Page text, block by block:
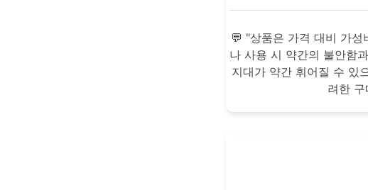
💬 "상품은 가격 대비 가
나 사용 시 약간의 불안함
지대가 약간 휘어질 수 있
려한